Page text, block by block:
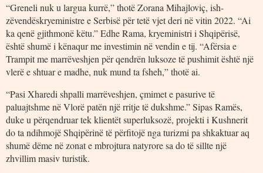
“Greneli nuk u largua kurrë,” thotë Zorana Mihajloviç, ish-
zëvendëskryeministre e Serbisë për tetë vjet deri në vitin 2022. “Ai
ka qenë gjithmonë këtu.” Edhe Rama, kryeministri i Shqipërisë,
është shumë i kënaqur me investimin në vendin e tij. “Afërsia e
Trampit me marrëveshjen për qendrën luksoze të pushimit është një
vlerë e shtuar e madhe, nuk mund ta fsheh,” thotë ai.
“Pasi Xharedi shpalli marrëveshjen, çmimet e pasurive të
paluajtshme në Vlorë patën një rritje të dukshme.” Sipas Ramës,
duke u përqendruar tek klientët superluksozë, projekti i Kushnerit
do ta ndihmojë Shqipërinë të përfitojë nga turizmi pa shkaktuar aq
shumë dëme në zonat e mbrojtura natyrore sa do të sillte një
zhvillim masiv turistik.